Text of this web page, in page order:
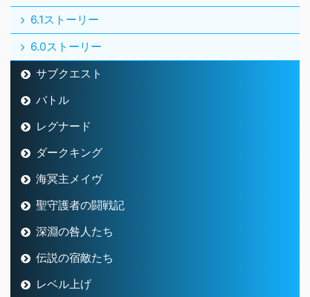
6.1ストーリー
6.0ストーリー
サブクエスト
バトル
レグナード
ダークキング
海冥主メイヴ
聖守護者の闘戦記
深淵の咎人たち
伝説の宿敵たち
レベル上げ